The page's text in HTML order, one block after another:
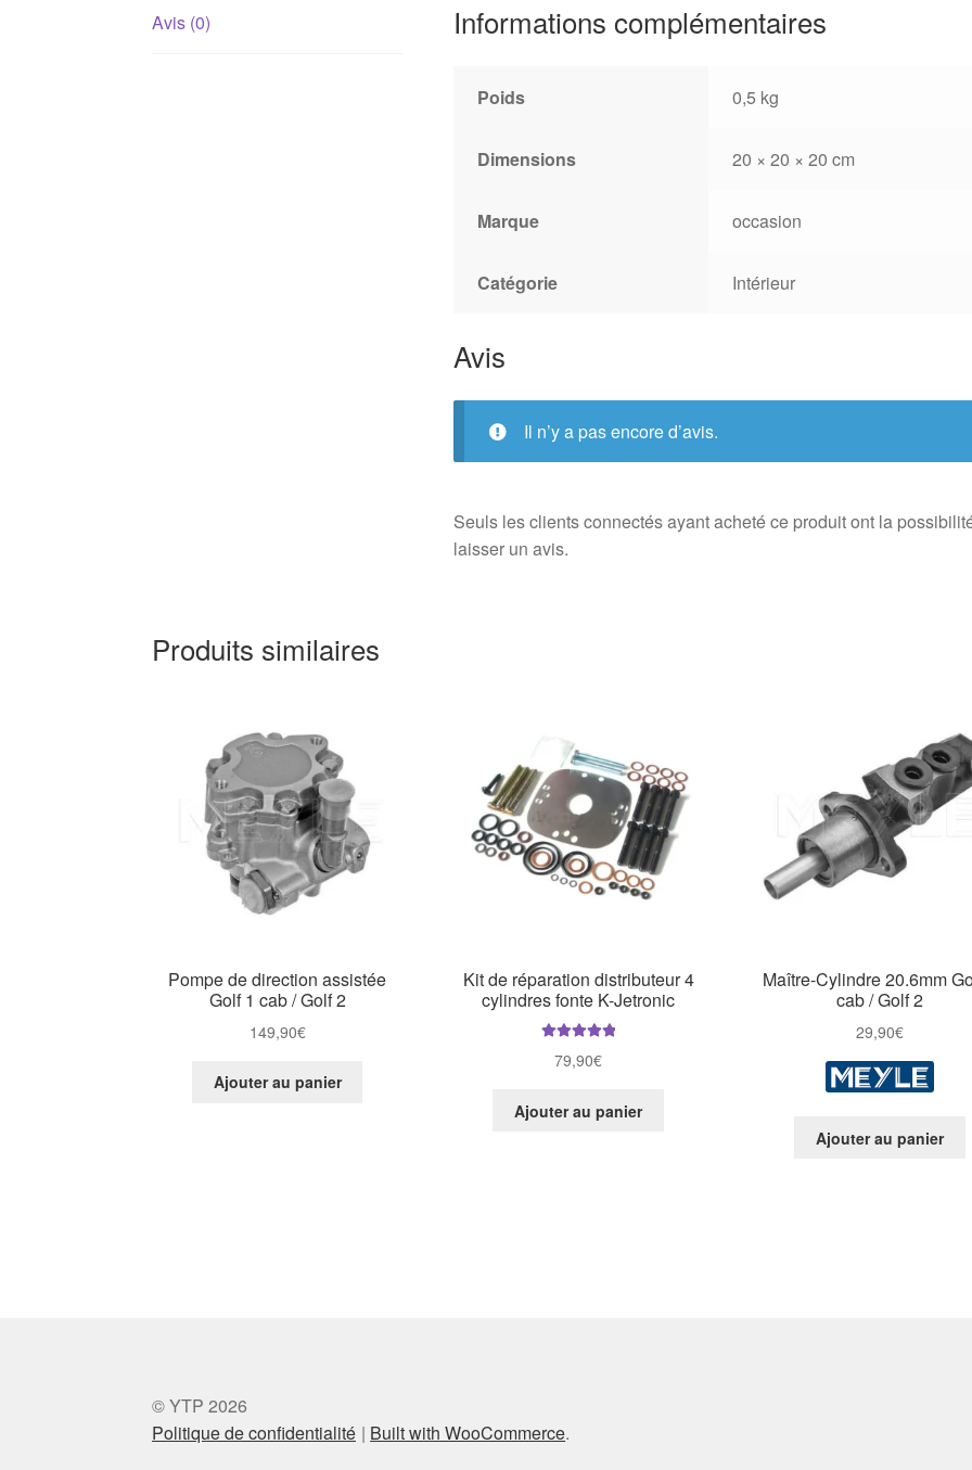
Avis (0) Informations complémentaires
Poids 0,5 kg
Dimensions 20 × 20 × 20 cm
Marque occasion
Catégorie Intérieur
Avis
Il n’y a pas encore d’avis.
Seuls les clients connectés ayant acheté ce produit ont la
laisser un avis.
Produits similaires
Pompe de direction assistée
Golf 1 cab / Golf 2
149,90€
Ajouter au panier
Kit de réparation distributeur 4
cylindres fonte K-Jetronic
5
79,90€
Ajouter au panier
Maître-Cylindre 20.6mm
cab / Golf 2
29,90€
Ajouter au panier
© YTP 2026
Politique de confidentialité
Built with WooCommerce.